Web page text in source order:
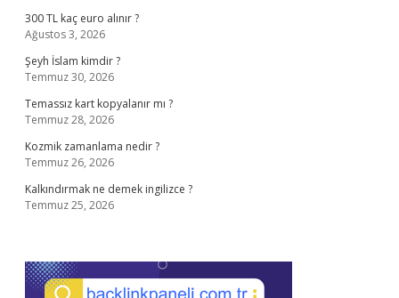
300 TL kaç euro alınır ?
Ağustos 3, 2026
Şeyh İslam kimdir ?
Temmuz 30, 2026
Temassız kart kopyalanır mı ?
Temmuz 28, 2026
Kozmik zamanlama nedir ?
Temmuz 26, 2026
Kalkındırmak ne demek ingilizce ?
Temmuz 25, 2026